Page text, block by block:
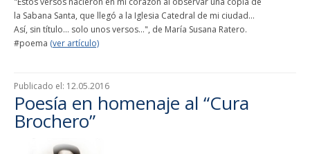
la Sabana Santa, que llegó a la Iglesia Catedral de mi ciudad...
Así, sin título… solo unos versos…", de María Susana Ratero.
#poema (ver artículo)
Publicado el: 12.05.2016
Poesía en homenaje al “Cura
Brochero”